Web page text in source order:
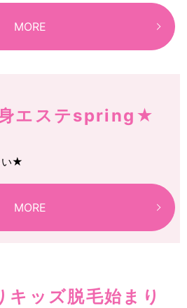
MORE
エステspring★
い★
MORE
キッズ脱毛始まり